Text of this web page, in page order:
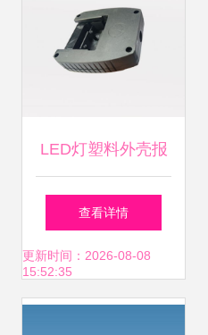
LED灯塑料外壳报
价与厂家选择 塑料
模具的关键考量
查看详情
更新时间：2026-08-08
15:52:35